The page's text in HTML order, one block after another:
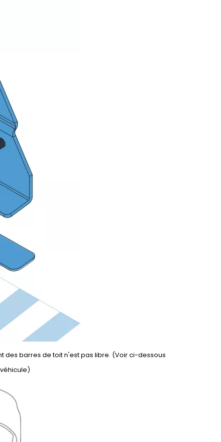
barres de toit n'est pas libre. (Voir ci-dessous